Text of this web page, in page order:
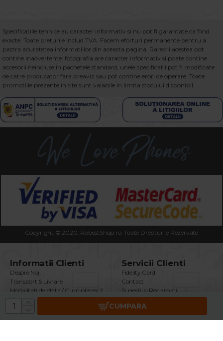
CUMPARA
Specificatiile tehnice au caracter informativ si nu pot fi garantate ca fiind
exacte. Toate preturile includ TVA. Facem eforturi permanente pentru a
pastra acuratetea informatiilor din aceasta pagina. Rareori acestea pot
contine inadvertente: fotografia are caracter informativ si poate contine
accesorii neincluse in pachetele standard, unele specificatii pot fi modificate
de catre producator fara preaviz sau pot contine erori de operare. Toate
promotiile prezente in site sunt valabile in limita stocului disponibil.
Copyright © 2020. RobestShop.ro. Toate Drepturile Rezervate
Informatii Clienti
Despre Noi
Transport & Livrare
Modalitati de plata / Cum platesc?
Termeni & Conditii
Politica Confidentialitate
Securitatea Datelor GDPR
Servicii Clienti
Fidelity Card
Contact
Sugestii si Reclamatii
Intrebari Frecvente
Returnare Produs
Garantie Produse